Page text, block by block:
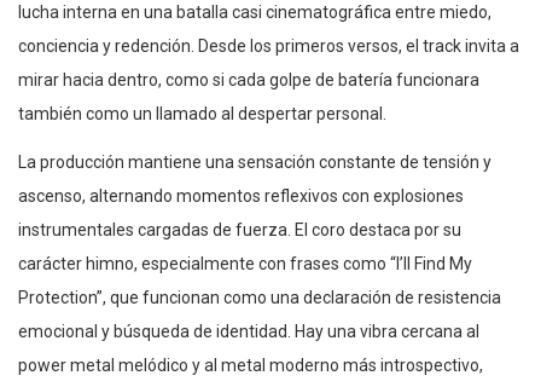
lucha interna en una batalla casi cinematográfica entre miedo,
conciencia y redención. Desde los primeros versos, el track invita a
mirar hacia dentro, como si cada golpe de batería funcionara
también como un llamado al despertar personal.
La producción mantiene una sensación constante de tensión y
ascenso, alternando momentos reflexivos con explosiones
instrumentales cargadas de fuerza. El coro destaca por su
carácter himno, especialmente con frases como “I’ll Find My
Protection”, que funcionan como una declaración de resistencia
emocional y búsqueda de identidad. Hay una vibra cercana al
power metal melódico y al metal moderno más introspectivo,